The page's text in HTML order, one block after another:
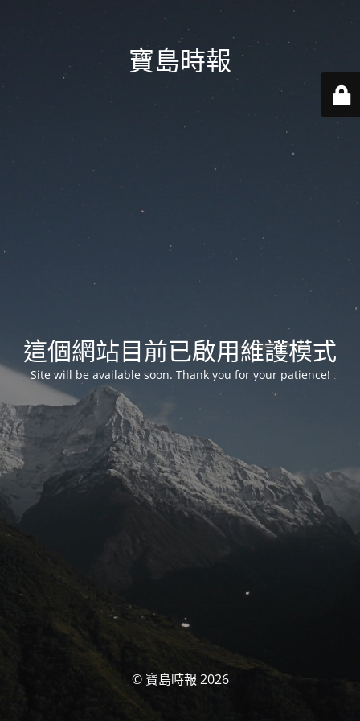
寶島時報
這個網站目前已啟用維護模式
Site will be available soon. Thank you for your patience!
© 寶島時報 2026